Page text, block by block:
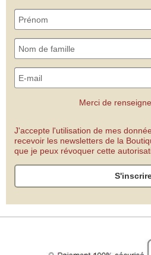
Merci de
J'accepte l'utilisation de mes
recevoir les newsletters de la
que je peux révoquer cette